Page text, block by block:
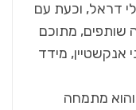
דראל, וכעת עם
שותפים, מתוכם
אנקשטיין, מידד
45 עובדים, והוא מתמחה